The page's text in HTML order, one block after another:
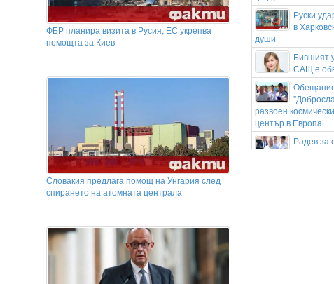
ФБР планира визита в Русия, ЕС укрепва
помощта за Киев
Словакия предлага помощ на Унгария след
спирането на атомната централа
Руски
в
души
Бившият
САЩ е
развоен
център в Европа
Радев за